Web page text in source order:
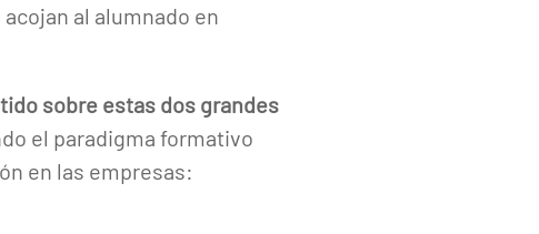
al alumnado en
sobre estas dos grandes
el paradigma formativo
en las empresas: